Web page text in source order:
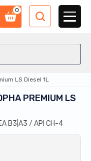
0
LS Diesel 1L
PREMIUM LS
B3|A3 / API CH-4